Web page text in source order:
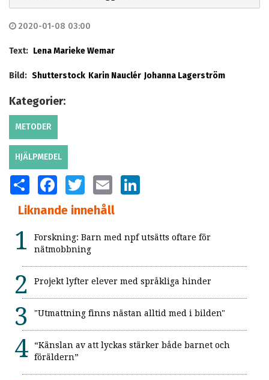
2020-01-08 03:00
Text: Lena Marieke Wemar
Bild: Shutterstock Karin Nauclér Johanna Lagerström
Kategorier:
METODER
HJÄLPMEDEL
SHARE FACEBOOKTWITTER EMAIL
Liknande innehåll
Forskning: Barn med npf utsätts oftare för
nätmobbning
Projekt lyfter elever med språkliga hinder
"Utmattning finns nästan alltid med i bilden"
“Känslan av att lyckas stärker både barnet och
föräldern”